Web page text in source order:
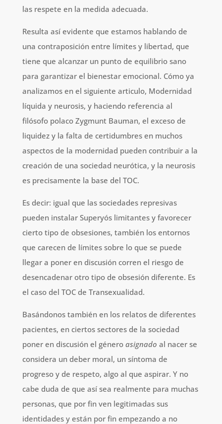
las respete en la medida adecuada.
Resulta así evidente que estamos hablando de
una contraposición entre límites y libertad, que
tiene que alcanzar un punto de equilibrio sano
para garantizar el bienestar emocional. Cómo ya
analizamos en el siguiente articulo, Modernidad
líquida y neurosis, y haciendo referencia al
filósofo polaco Zygmunt Bauman, el exceso de
liquidez y la falta de certidumbres en muchos
aspectos de la modernidad pueden contribuir a la
creación de una sociedad neurótica, y la neurosis
es precisamente la base del TOC.
Es decir: igual que las sociedades represivas
pueden instalar Superyós limitantes y favorecer
cierto tipo de obsesiones, también los entornos
que carecen de límites sobre lo que se puede
llegar a poner en discusión corren el riesgo de
desencadenar otro tipo de obsesión diferente. Es
el caso del TOC de Transexualidad.
Basándonos también en los relatos de diferentes
pacientes, en ciertos sectores de la sociedad
poner en discusión el género asignado al nacer se
considera un deber moral, un síntoma de
progreso y de respeto, algo al que aspirar. Y no
cabe duda de que así sea realmente para muchas
personas, que por fin ven legitimadas sus
identidades y están por fin empezando a no